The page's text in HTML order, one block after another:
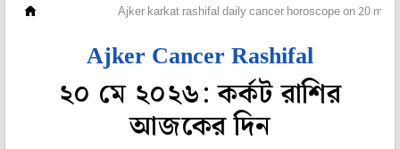
Ajker karkat rashifal daily cancer horoscope on 20 may
Ajker Cancer Rashifal
২০ মে ২০২৬: কর্কট রাশির
আজকের দিন